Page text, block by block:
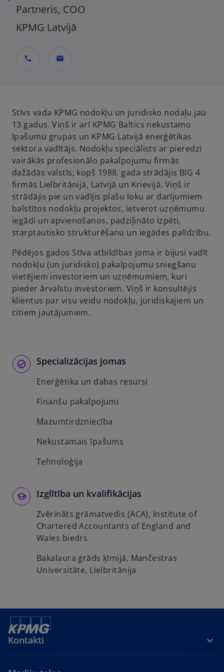
Partneris, COO
KPMG Latvijā
call mail
Stīvs vada KPMG nodokļu un juridisko nodaļu jau
13 gadus. Viņš ir arī KPMG Baltics nekustamo
īpašumu grupas un KPMG Latvijā enerģētikas
sektora vadītājs. Nodokļu speciālists ar pieredzi
vairākās profesionālo pakalpojumu firmās
dažādās valstīs, kopš 1988. gada strādājis BIG 4
firmās Lielbritānijā, Latvijā un Krievijā. Viņš ir
strādājis pie un vadījis plašu loku ar darījumiem
balstītos nodokļu projektos, ietverot uzņēmumu
iegādi un apvienošanos, padziļināto izpēti,
starptautisko strukturēšanu un iegādes palīdzību.
Pēdējos gados Stīva atbildības joma ir bijusi vadīt
nodokļu (un juridisko) pakalpojumu sniegšanu
vietējiem investoriem un uzņēmumiem, kuri
pieder ārvalstu investoriem. Viņš ir konsultējis
klientus par visu veidu nodokļu, juridiskajiem un
citiem jautājumiem.
Specializācijas jomas
Enerģētika un dabas resursi
Finanšu pakalpojumi
Mazumtirdzniecība
Nekustamais īpašums
Tehnoloģija
Izglītība un kvalifikācijas
Zvērināts grāmatvedis (ACA), Institute of
Chartered Accountants of England and
Wales biedrs
Bakalaura grāds ķīmijā, Mančestras
Universitāte, Lielbritānija
Kontakti